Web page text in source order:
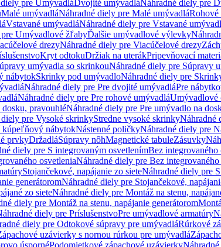
pre UmývadláDvojité umývadláNáhradné diely pre
Malé umývadláNáhradné diely pre Malé umývadláRohové
Vstavané umývadláNáhradné diely pre Vstavané
Umývadlové žľabyĎalšie umývadlové výlevky
drezyNáhradné diely pre Viacúčelové drezy
Kryt odtokuDržiak na uterákPripevňovací
umývadla so skrinkouNáhradné diely pre Súpravy
nábytokSkrinky pod umývadloNáhradné diely pre
Náhradné diely pre Pre dvojité umývadláPre
Náhradné diely pre Pre rohové umývadláUmývadlové
pravouhléNáhradné diely pre Pre umývadlo na
pre Vysoké skrinkyStredne vysoké skrinkyNáhradné
kúpeľňový nábytokNástenné poličkyNáhradné diely pre
prvkyDržadláSúpravy nôhMagnetické tabuleZásuvky
diely pre S integrovaným osvetlenímBez integrovaného
osvetleniaNáhradné diely pre Bez integrovaného
Stojančekové, napájanie zo sieteNáhradné diely pre
generátoromNáhradné diely pre Stojančekové,
zo sieteNáhradné diely pre Montáž na stenu,
diely pre Montáž na stenu, napájanie generátorom
diely pre PríslušenstvoPre umývadlové armatúry
diely pre Odtokové súpravy pre umývadláRúrkové
uzávierky s nornou rúrkou pre umývadlá
úspornéPodomietkové zápachové uzávierky